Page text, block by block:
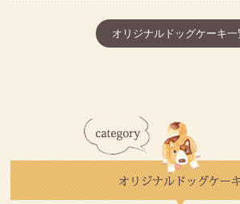
オリジナルドッグケーキ一